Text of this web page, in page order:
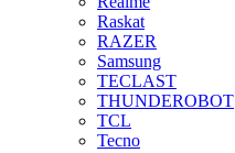
Raskat
RAZER
Samsung
TECLAST
THUNDEROBOT
TCL
Tecno